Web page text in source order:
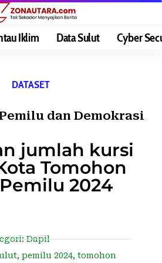
Iklim Data Sulut Cyber
DATASET
dan Demokrasi
jumlah kursi
Tomohon
2024
Dapil
, pemilu 2024, tomohon